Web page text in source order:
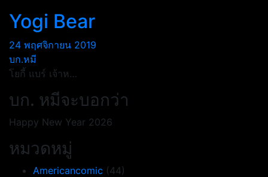
Yogi Bear
24 พฤศจิกายน 2019
บก.หมี
โยกี้ แบร์ เจ้าห…
บก. หมีจะบอกว่า
Happy New Year 2026
หมวดหมู่
Americancomic (44)